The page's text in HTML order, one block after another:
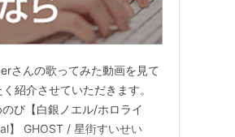
さんの歌ってみた動画を見て
紹介させていただきます。
び【白銀ノエル/ホロライ
】 GHOST / 星街すいせい